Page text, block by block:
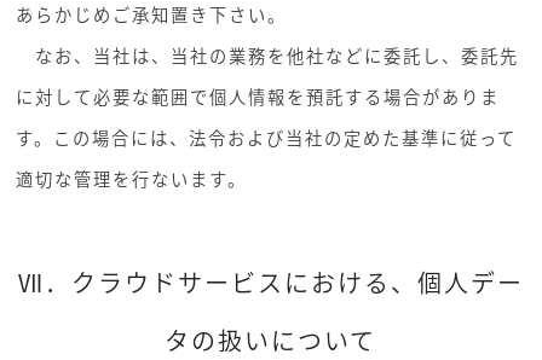
あらかじめご承知置き下さい。
なお、当社は、当社の業務を他社などに委託し、委託先
に対して必要な範囲で個人情報を預託する場合がありま
す。この場合には、法令および当社の定めた基準に従って
適切な管理を行ないます。
Ⅶ．クラウドサービスにおける、個人デー
タの扱いについて